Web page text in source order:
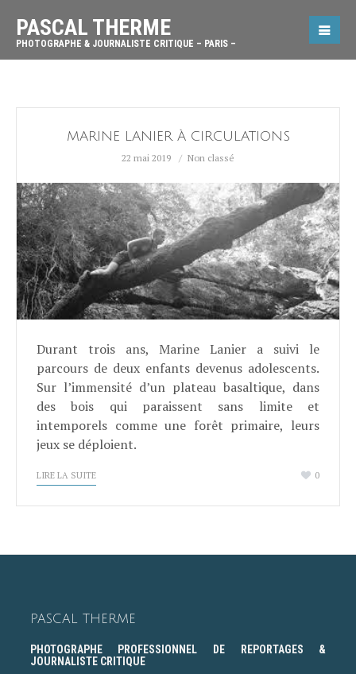
PASCAL THERME
PHOTOGRAPHE & JOURNALISTE CRITIQUE – PARIS –
MARINE LANIER À CIRCULATIONS
22 mai 2019 Non classé
Durant trois ans, Marine Lanier a suivi le
parcours de deux enfants devenus adolescents.
Sur l’immensité d’un plateau basaltique, dans
des bois qui paraissent sans limite et
intemporels comme une forêt primaire, leurs
jeux se déploient.
LIRE LA SUITE 0
PASCAL THERME
PHOTOGRAPHE PROFESSIONNEL DE REPORTAGES &
JOURNALISTE CRITIQUE